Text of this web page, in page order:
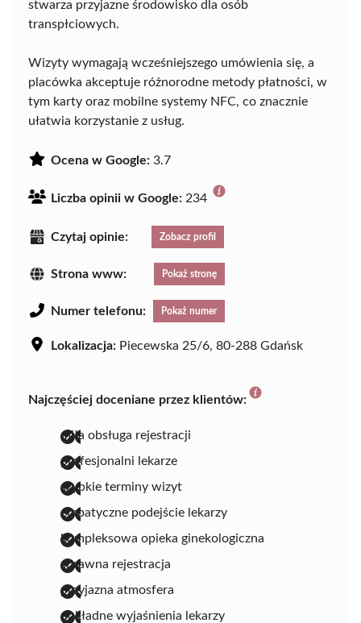
stwarza przyjazne środowisko dla osób
transpłciowych.
Wizyty wymagają wcześniejszego umówienia się, a
placówka akceptuje różnorodne metody płatności, w
tym karty oraz mobilne systemy NFC, co znacznie
ułatwia korzystanie z usług.
Ocena w Google: 3.7
Liczba opinii w Google: 234
Czytaj opinie: Zobacz profil
Strona www: Pokaż stronę
Numer telefonu: Pokaż numer
Lokalizacja: Piecewska 25/6, 80-288 Gdańsk
Najczęściej doceniane przez klientów:
miła obsługa rejestracji
profesjonalni lekarze
szybkie terminy wizyt
empatyczne podejście lekarzy
kompleksowa opieka ginekologiczna
sprawna rejestracja
przyjazna atmosfera
dokładne wyjaśnienia lekarzy